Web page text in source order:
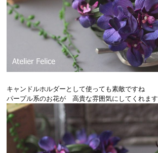
キャンドルホルダーとして使っても素敵ですね
パープル系のお花が 高貴な雰囲気にしてくれます